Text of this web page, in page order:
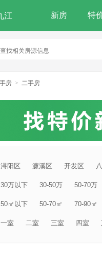
江 新房 特
房 > 二手房
浔阳区 濂溪区 开发区
30万以下 30-50万 50-70万
50㎡以下 50-70㎡ 70-90㎡
一室 二室 三室 四室